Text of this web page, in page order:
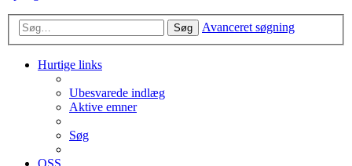
Søg Avanceret søgning
Hurtige links
Ubesvarede indlæg
Aktive emner
Søg